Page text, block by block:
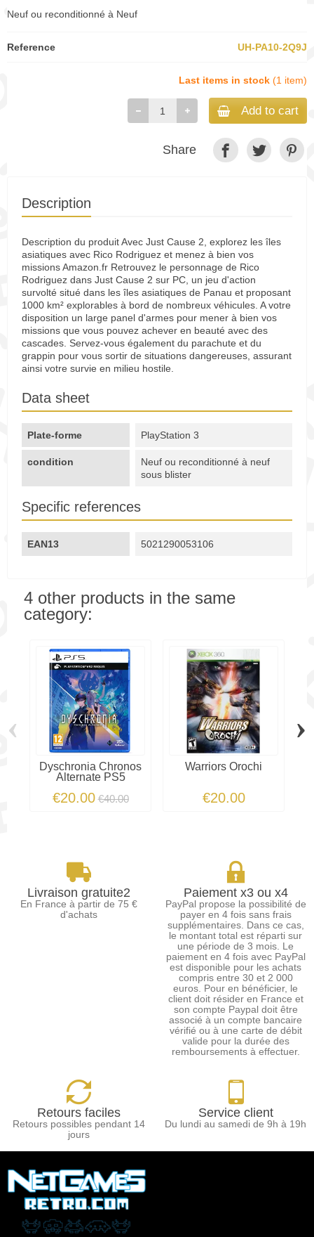
Neuf ou reconditionné à Neuf
Reference UH-PA10-2Q9J
Last items in stock (1 item)
Add to cart
Share
Description
Description du produit Avec Just Cause 2, explorez les îles
asiatiques avec Rico Rodriguez et menez à bien vos
missions Amazon.fr Retrouvez le personnage de Rico
Rodriguez dans Just Cause 2 sur PC, un jeu d'action
survolté situé dans les îles asiatiques de Panau et proposant
1000 km² explorables à bord de nombreux véhicules. A votre
disposition un large panel d'armes pour mener à bien vos
missions que vous pouvez achever en beauté avec des
cascades. Servez-vous également du parachute et du
grappin pour vous sortir de situations dangereuses, assurant
ainsi votre survie en milieu hostile.
Data sheet
Plate-forme PlayStation 3
condition
Neuf ou reconditionné à neuf
sous blister
Specific references
EAN13 5021290053106
4 other products in the same
category:
Dyschronia Chronos
Alternate PS5
€20.00 €40.00
Warriors Orochi
€20.00
‹ ›
Livraison gratuite2
En France à partir de 75 €
d'achats
Paiement x3 ou x4
PayPal propose la possibilité de
payer en 4 fois sans frais
supplémentaires. Dans ce cas,
le montant total est réparti sur
une période de 3 mois. Le
paiement en 4 fois avec PayPal
est disponible pour les achats
compris entre 30 et 2 000
euros. Pour en bénéficier, le
client doit résider en France et
son compte Paypal doit être
associé à un compte bancaire
vérifié ou à une carte de débit
valide pour la durée des
remboursements à effectuer.
Retours faciles
Retours possibles pendant 14
jours
Service client
Du lundi au samedi de 9h à 19h